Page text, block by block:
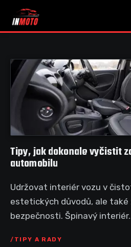
Tipy, jak dokonale vyčistit
automobilu
Udržovat interiér vozu v
estetických důvodů, ale také
bezpečnosti. Špinavý
TIPY A RADY